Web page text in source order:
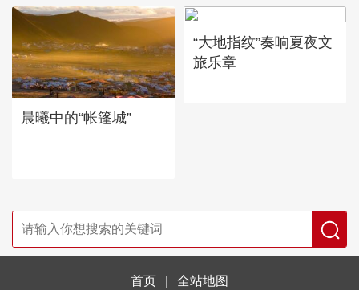
晨曦中的“帐篷城”
“大地指纹”奏响夏夜文
旅乐章
首页 全站地图